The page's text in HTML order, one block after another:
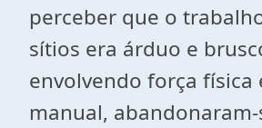
perceber que o
sítios era árduo e
envolvendo força física
manual, abandonaram-